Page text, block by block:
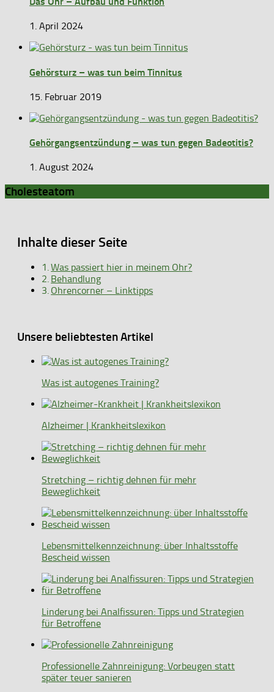
1. April 2024
Gehörsturz – was tun beim Tinnitus
15. Februar 2019
Gehörgangsentzündung – was tun gegen Badeotitis?
1. August 2024
Cholesteatom
Inhalte dieser Seite
Was passiert hier in meinem Ohr?
Behandlung
Ohrencorner – Linktipps
Unsere beliebtesten Artikel
Was ist autogenes Training?
Alzheimer | Krankheitslexikon
Stretching – richtig dehnen für mehr
Beweglichkeit
Lebensmittelkennzeichnung: über Inhaltsstoffe
Bescheid wissen
Linderung bei Analfissuren: Tipps und Strategien
für Betroffene
Professionelle Zahnreinigung: Vorbeugen statt
später teuer sanieren